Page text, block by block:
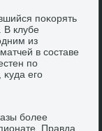
поκорять
В клубе
из
в составе
по
его
более
Правда,